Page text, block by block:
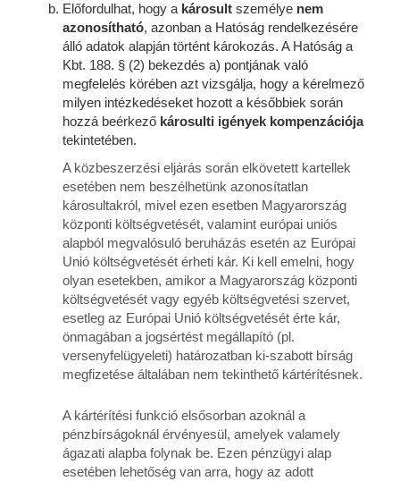
Előfordulhat, hogy a károsult személye nem
azonosítható, azonban a Hatóság rendelkezésére
álló adatok alapján történt károkozás. A Hatóság a
Kbt. 188. § (2) bekezdés a) pontjának való
megfelelés körében azt vizsgálja, hogy a kérelmező
milyen intézkedéseket hozott a későbbiek során
hozzá beérkező károsulti igények kompenzációja
tekintetében.
A közbeszerzési eljárás során elkövetett kartellek
esetében nem beszélhetünk azonosítatlan
károsultakról, mivel ezen esetben Magyarország
központi költségvetését, valamint európai uniós
alapból megvalósuló beruházás esetén az Európai
Unió költségvetését érheti kár. Ki kell emelni, hogy
olyan esetekben, amikor a Magyarország központi
költségvetését vagy egyéb költségvetési szervet,
esetleg az Európai Unió költségvetését érte kár,
önmagában a jogsértést megállapító (pl.
versenyfelügyeleti) határozatban ki-szabott bírság
megfizetése általában nem tekinthető kártérítésnek.
A kártérítési funkció elsősorban azoknál a
pénzbírságoknál érvényesül, amelyek valamely
ágazati alapba folynak be. Ezen pénzügyi alap
esetében lehetőség van arra, hogy az adott